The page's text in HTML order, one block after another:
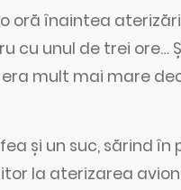
oră înaintea
cu unul de trei ore…
mult mai mare
și un suc, sărind
la aterizarea